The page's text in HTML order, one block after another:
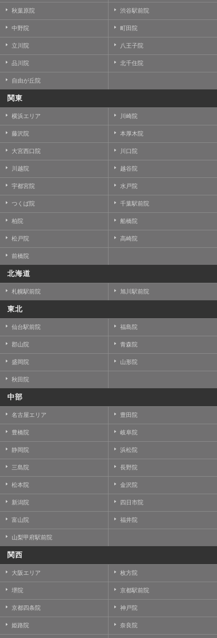
秋葉原院 渋谷駅前院
中野院 町田院
立川院 八王子院
品川院 北千住院
自由が丘院
関東
横浜エリア 川崎院
藤沢院 本厚木院
大宮西口院 川口院
川越院 越谷院
宇都宮院 水戸院
つくば院 千葉駅前院
柏院 船橋院
松戸院 高崎院
前橋院
北海道
札幌駅前院 旭川駅前院
東北
仙台駅前院 福島院
郡山院 青森院
盛岡院 山形院
秋田院
中部
名古屋エリア 豊田院
豊橋院 岐阜院
静岡院 浜松院
三島院 長野院
松本院 金沢院
新潟院 四日市院
富山院 福井院
山梨甲府駅前院
関西
大阪エリア 枚方院
堺院 京都駅前院
京都四条院 神戸院
姫路院 奈良院